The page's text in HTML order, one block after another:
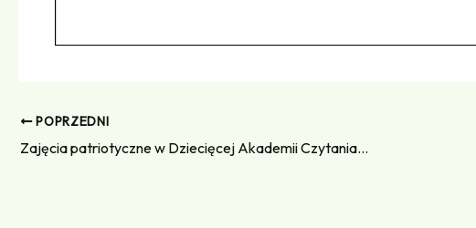
POPRZEDNI
Zajęcia patriotyczne w Dziecięcej Akademii Czytania Bajek